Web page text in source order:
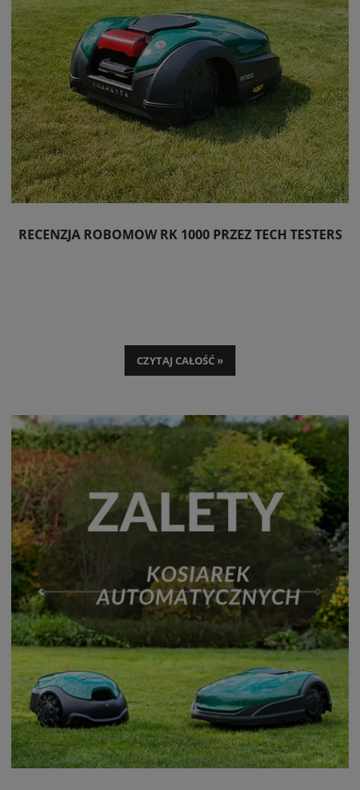
RECENZJA ROBOMOW RK 1000 PRZEZ TECH TESTERS
CZYTAJ CAŁOŚĆ »